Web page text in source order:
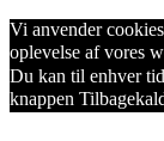
Vi anvender
oplevelse af vores
Du kan til enhver
knappen